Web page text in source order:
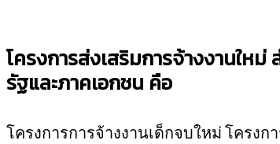
โครงการส่งเสริมการจ้างงานให
รัฐและภาคเอกชน คือ
โครงการการจ้างงานเด็กจบใหม่ โครง